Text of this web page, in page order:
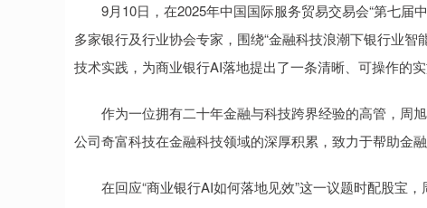
9月10日，在2025年中国国际服务贸易交易会“第七届
多家银行及行业协会专家，围绕“金融科技浪潮下银行业
技术实践，为商业银行AI落地提出了一条清晰、可操作的实
作为一位拥有二十年金融与科技跨界经验的高管，周旭
公司奇富科技在金融科技领域的深厚积累，致力于帮助金
在回应“商业银行AI如何落地见效”这一议题时配股宝，